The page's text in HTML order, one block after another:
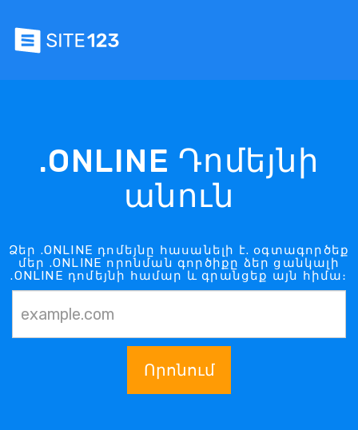
.ONLINE Դոմեյնի
անուն
Ձեր .ONLINE դոմեյնը հասանելի է. օգտագործեք
մեր .ONLINE որոնման գործիքը ձեր ցանկալի
.ONLINE դոմեյնի համար և գրանցեք այն հիմա։
Որոնում